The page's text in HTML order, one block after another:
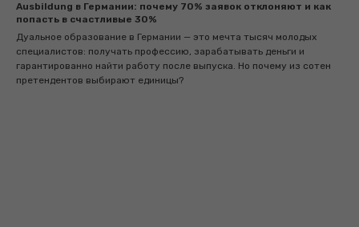
Ausbildung в Германии: почему 70% заявок отклоняют и как
попасть в счастливые 30%
Дуальное образование в Германии — это мечта тысяч молодых
специалистов: получать профессию, зарабатывать деньги и
гарантированно найти работу после выпуска. Но почему из сотен
претендентов выбирают единицы?